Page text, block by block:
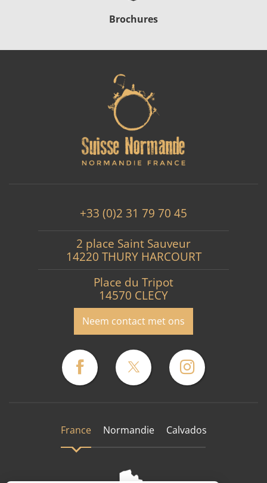
Brochures
+33 (0)2 31 79 70 45
2 place Saint Sauveur
14220 THURY HARCOURT
Place du Tripot
14570 CLECY
Neem contact met ons
France Normandie Calvados